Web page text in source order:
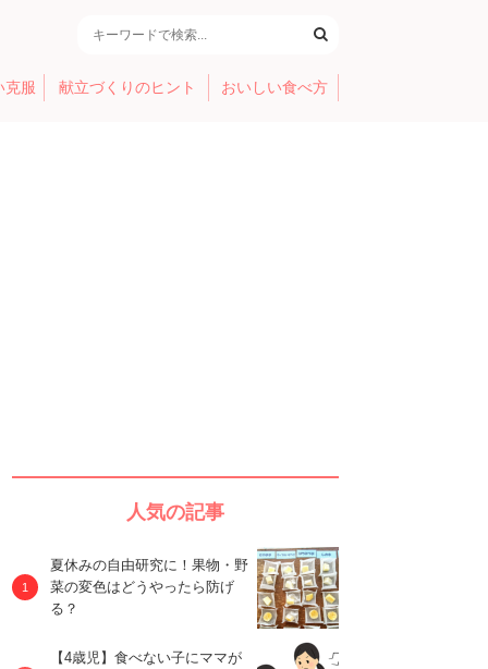
克服 献立づくりのヒント おいしい食べ方
人気の記事
夏休みの自由研究に！果物・野
菜の変色はどうやったら防げ
る？
【4歳児】食べない子にママが